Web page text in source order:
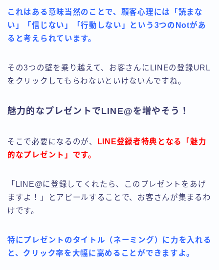
これはある意味当然のことで、顧客心理には「読まな
い」「信じない」「行動しない」という3つのNotがあ
ると考えられています。
その3つの壁を乗り越えて、お客さんにLINEの登録URL
をクリックしてもらわないといけないんですね。
魅力的なプレゼントでLINE@を増やそう！
そこで必要になるのが、
LINE登録者特典となる「魅力
的なプレゼント」です。
「LINE@に登録してくれたら、このプレゼントをあげ
ますよ！」とアピールすることで、お客さんが集まるわ
けです。
特にプレゼントのタイトル（ネーミング）に力を入れる
と、クリック率を大幅に高めることができますよ。